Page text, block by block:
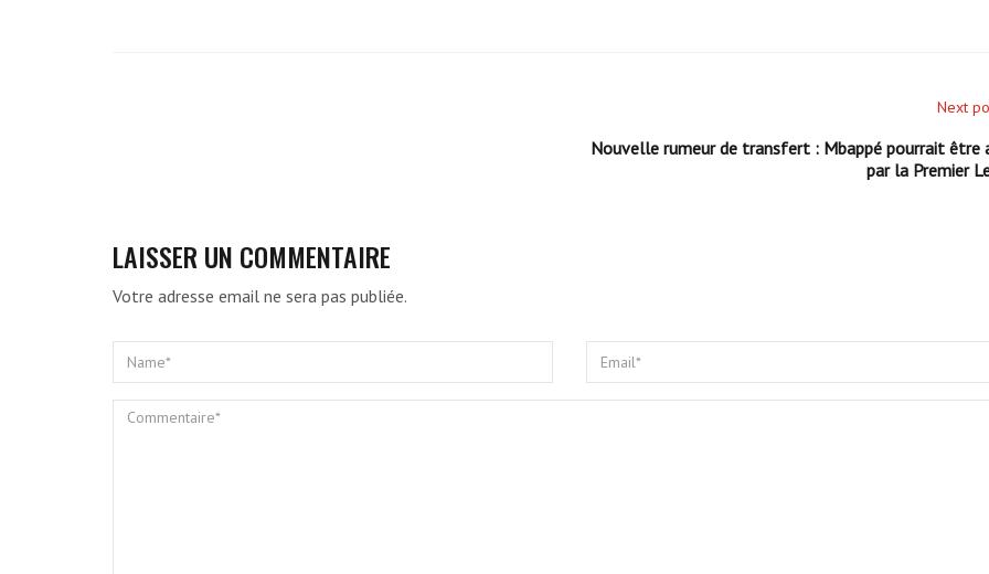
Next
Nouvelle rumeur de transfert : Mbappé pourrait être
par la Premier
LAISSER UN COMMENTAIRE
Votre adresse email ne sera pas publiée.